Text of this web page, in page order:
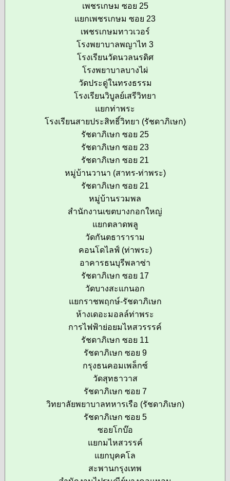
เพชรเกษม ซอย 25
แยกเพชรเกษม ซอย 23
เพชรเกษมทาวเวอร์
โรงพยาบาลพญาไท 3
โรงเรียนวัดนวลนรดิศ
โรงพยาบาลบางไผ่
วัดประดู่ในทรงธรรม
โรงเรียนวิบูลย์เสรีวิทยา
แยกท่าพระ
โรงเรียนสายประสิทธิ์วิทยา (รัชดาภิเษก)
รัชดาภิเษก ซอย 25
รัชดาภิเษก ซอย 23
รัชดาภิเษก ซอย 21
หมู่บ้านวานา (สาทร-ท่าพระ)
รัชดาภิเษก ซอย 21
หมู่บ้านรวมพล
สำนักงานเขตบางกอกใหญ่
แยกตลาดพลู
วัดกันตธาราราม
คอนโดไลฟ์ (ท่าพระ)
อาคารธนบุรีพลาซ่า
รัชดาภิเษก ซอย 17
วัดบางสะแกนอก
แยกราชพฤกษ์-รัชดาภิเษก
ห้างเดอะมอลล์ท่าพระ
การไฟฟ้าย่อยมไหสวรรรค์
รัชดาภิเษก ซอย 11
รัชดาภิเษก ซอย 9
กรุงธนคอมเพล็กซ์
วัดสุทธาวาส
รัชดาภิเษก ซอย 7
วิทยาลัยพยาบาลทหารเรือ (รัชดาภิเษก)
รัชดาภิเษก ซอย 5
ซอยโกบ๊อ
แยกมไหสวรรค์
แยกบุคคโล
สะพานกรุงเทพ